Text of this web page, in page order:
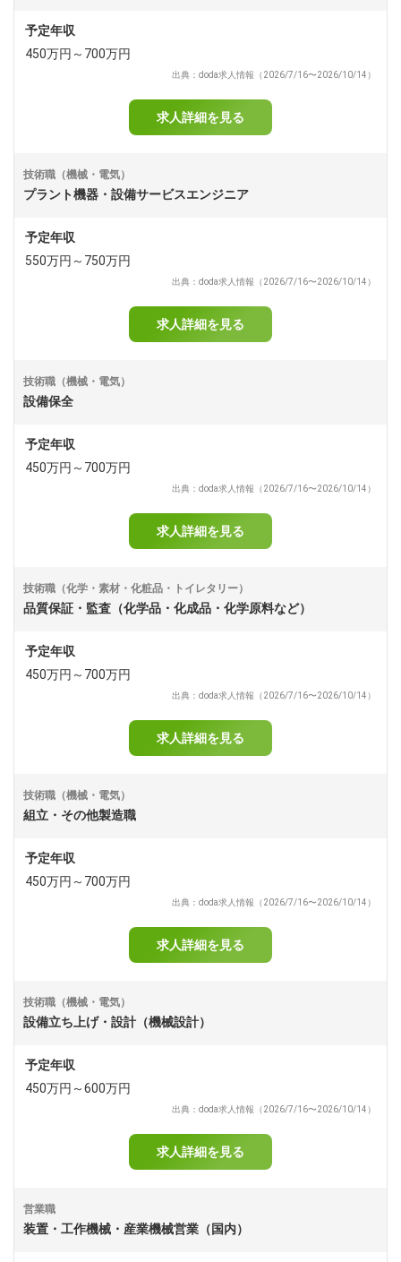
予定年収
450万円～700万円
出典：doda求人情報（2026/7/16〜2026/10/14）
求人詳細を見る
技術職（機械・電気）
プラント機器・設備サービスエンジニア
予定年収
550万円～750万円
出典：doda求人情報（2026/7/16〜2026/10/14）
求人詳細を見る
技術職（機械・電気）
設備保全
予定年収
450万円～700万円
出典：doda求人情報（2026/7/16〜2026/10/14）
求人詳細を見る
技術職（化学・素材・化粧品・トイレタリー）
品質保証・監査（化学品・化成品・化学原料など）
予定年収
450万円～700万円
出典：doda求人情報（2026/7/16〜2026/10/14）
求人詳細を見る
技術職（機械・電気）
組立・その他製造職
予定年収
450万円～700万円
出典：doda求人情報（2026/7/16〜2026/10/14）
求人詳細を見る
技術職（機械・電気）
設備立ち上げ・設計（機械設計）
予定年収
450万円～600万円
出典：doda求人情報（2026/7/16〜2026/10/14）
求人詳細を見る
営業職
装置・工作機械・産業機械営業（国内）